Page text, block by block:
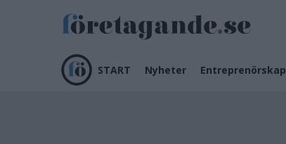
START Nyheter Entreprenörskap